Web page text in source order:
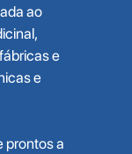
ao
e
e
prontos a